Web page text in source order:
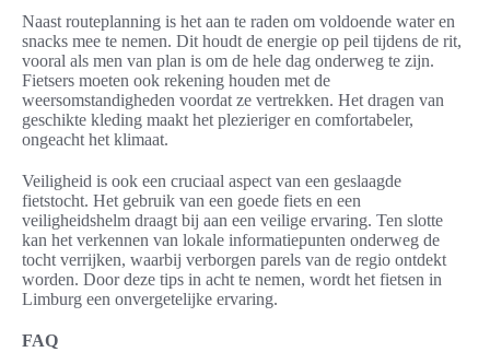
Naast routeplanning is het aan te raden om voldoende water en
snacks mee te nemen. Dit houdt de energie op peil tijdens de rit,
vooral als men van plan is om de hele dag onderweg te zijn.
Fietsers moeten ook rekening houden met de
weersomstandigheden voordat ze vertrekken. Het dragen van
geschikte kleding maakt het plezieriger en comfortabeler,
ongeacht het klimaat.
Veiligheid is ook een cruciaal aspect van een geslaagde
fietstocht. Het gebruik van een goede fiets en een
veiligheidshelm draagt bij aan een veilige ervaring. Ten slotte
kan het verkennen van lokale informatiepunten onderweg de
tocht verrijken, waarbij verborgen parels van de regio ontdekt
worden. Door deze tips in acht te nemen, wordt het fietsen in
Limburg een onvergetelijke ervaring.
FAQ